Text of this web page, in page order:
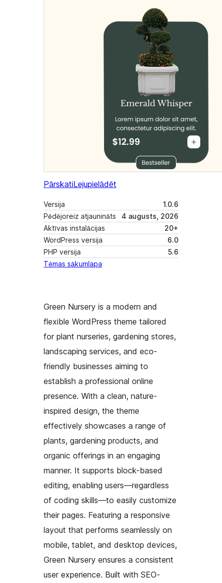
PārskatiLejupielādēt
Versija
1.0.6
Pēdējoreiz atjaunināts
4 augusts, 2026
Aktīvas instalācijas
20+
WordPress versija
6.0
PHP versija
5.6
Tēmas sākumlapa
Green Nursery is a modern and
flexible WordPress theme tailored
for plant nurseries, gardening stores,
landscaping services, and eco-
friendly businesses aiming to
establish a professional online
presence. With a clean, nature-
inspired design, the theme
effectively showcases a range of
plants, gardening products, and
organic offerings in an engaging
manner. It supports block-based
editing, enabling users—regardless
of coding skills—to easily customize
their pages. Featuring a responsive
layout that performs seamlessly on
mobile, tablet, and desktop devices,
Green Nursery ensures a consistent
user experience. Built with SEO-